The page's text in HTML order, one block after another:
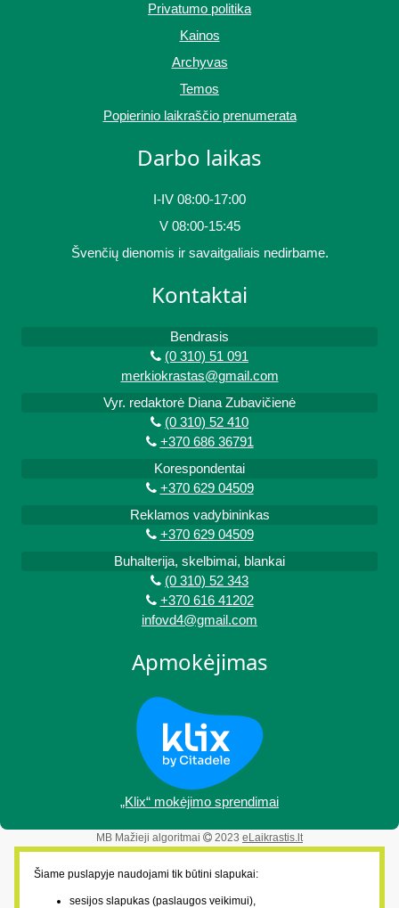
Privatumo politika
Kainos
Archyvas
Temos
Popierinio laikraščio prenumerata
Darbo laikas
I-IV 08:00-17:00
V 08:00-15:45
Švenčių dienomis ir savaitgaliais nedirbame.
Kontaktai
Bendrasis
(0 310) 51 091
merkiokrastas@gmail.com
Vyr. redaktorė Diana Zubavičienė
(0 310) 52 410
+370 686 36791
Korespondentai
+370 629 04509
Reklamos vadybininkas
+370 629 04509
Buhalterija, skelbimai, blankai
(0 310) 52 343
+370 616 41202
infovd4@gmail.com
Apmokėjimas
„Klix“ mokėjimo sprendimai
MB Mažieji algoritmai 2023 eLaikrastis.lt
Šiame puslapyje naudojami tik būtini slapukai:
sesijos slapukas (paslaugos veikimui),